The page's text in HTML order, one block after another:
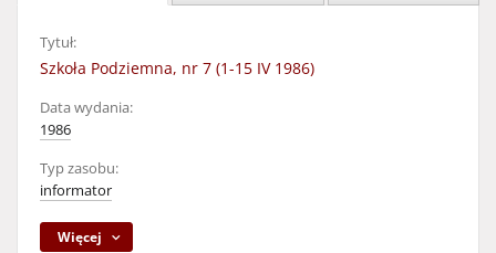
Tytuł:
Szkoła Podziemna, nr 7 (1-15 IV 1986)
Data wydania:
1986
Typ zasobu:
informator
Więcej